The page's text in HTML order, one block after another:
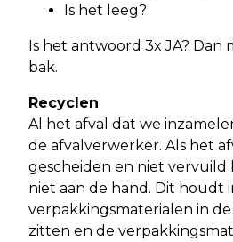
Is het leeg?
Is het antwoord 3x JA? Dan
bak.
Recyclen
Al het afval dat we
de afvalverwerker. Als het
gescheiden en niet vervuild
niet aan de hand. Dit houdt
verpakkingsmaterialen in
zitten en de